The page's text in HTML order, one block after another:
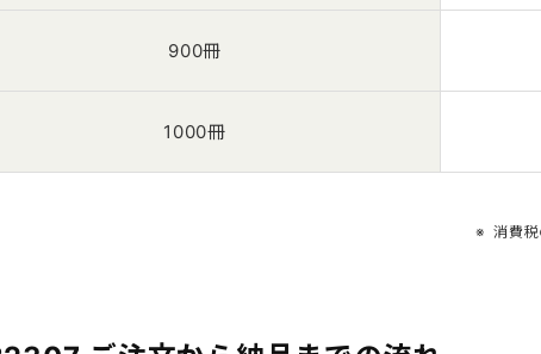
900冊
1000冊
消費